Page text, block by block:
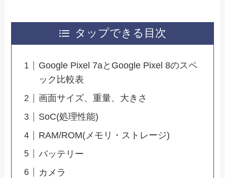
タップできる目次
Google Pixel 7aとGoogle Pixel 8のスペ
ック比較表
画面サイズ、重量、大きさ
SoC(処理性能)
RAM/ROM(メモリ・ストレージ)
バッテリー
カメラ